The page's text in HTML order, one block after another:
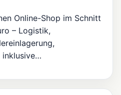
Online-Shop im Schnitt
– Logistik,
inklusive…